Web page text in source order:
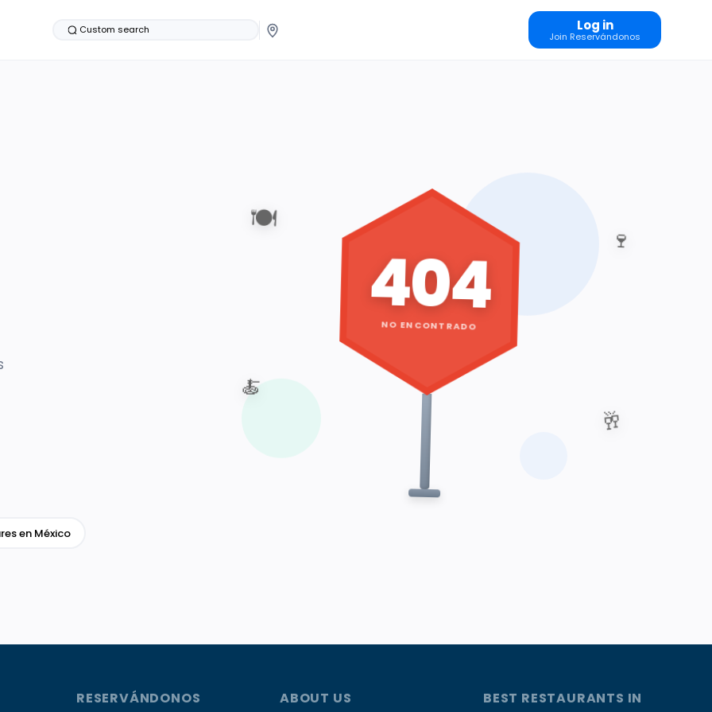
Custom search Log in
Join Reservándonos
en México
🍽️
🍷
🥂
🍝
404
NO ENCONTRADO
RESERVÁNDONOS ABOUT US
BEST RESTAURANTS IN